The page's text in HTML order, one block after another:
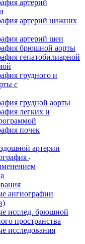
артерий
артерий нижних
артерий шеи
брюшной аорты
гепатобилиарной
грудного и
с
грудной аорты
легких и
почек
артерии
ангиографии
исслед. брюшной
пространства
исследования